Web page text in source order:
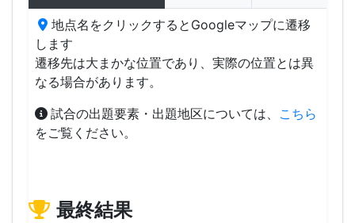
地点名をクリックするとGoogleマップに遷移
します
遷移先は大まかな位置であり、実際の位置とは異
なる場合があります。
試合の出題要素・出題地区については、 こちら
をご覧ください。
最終結果